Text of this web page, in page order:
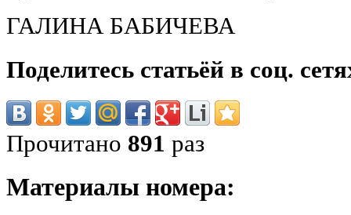
ГАЛИНА БАБИЧЕВА
Поделитесь статьёй в соц.
Прочитано 891 раз
Материалы номера: